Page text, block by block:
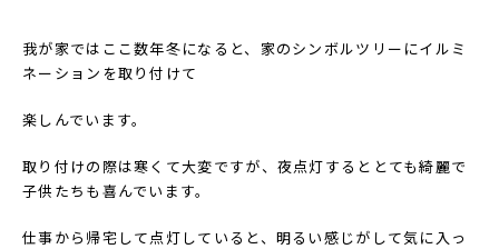
我が家ではここ数年冬になると、家のシンボルツリーにイルミ
ネーションを取り付けて
楽しんでいます。
取り付けの際は寒くて大変ですが、夜点灯するととても綺麗で
子供たちも喜んでいます。
仕事から帰宅して点灯していると、明るい感じがして気に入っ